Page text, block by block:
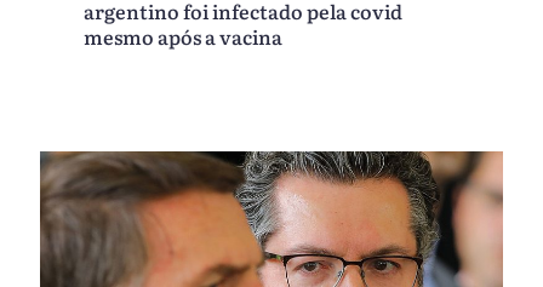
argentino foi infectado pela covid
mesmo após a vacina